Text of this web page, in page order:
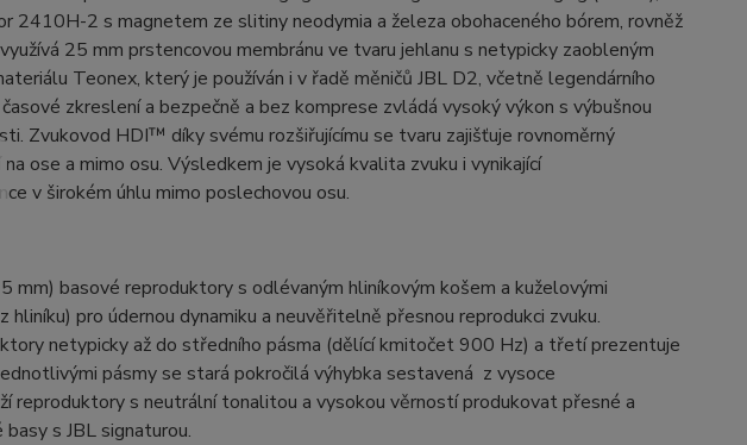
2 s magnetem ze slitiny neodymia a železa obohaceného bórem, rovněž
25 mm prstencovou membránu ve tvaru jehlanu s netypicky zaobleným
Teonex, který je používán i v řadě měničů JBL D2, včetně legendárního
zkreslení a bezpečně a bez komprese zvládá vysoký výkon s výbušnou
Zvukovod HDI™ díky svému rozšiřujícímu se tvaru zajišťuje rovnoměrný
ose a mimo osu. Výsledkem je vysoká kvalita zvuku i vynikající
v širokém úhlu mimo poslechovou osu.
basové reproduktory s odlévaným hliníkovým košem a kuželovými
pro údernou dynamiku a neuvěřitelně přesnou reprodukci zvuku.
netypicky až do středního pásma (dělící kmitočet 900 Hz) a třetí prezentuje
pásmy se stará pokročilá výhybka sestavená z vysoce
reproduktory s neutrální tonalitou a vysokou věrností produkovat přesné a
s JBL signaturou.